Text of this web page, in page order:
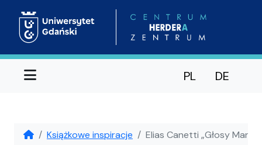
Menu PL DE
Książkowe inspiracje Elias Canetti „Głosy